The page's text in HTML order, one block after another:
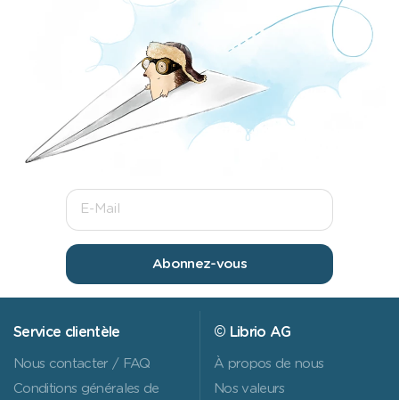
Abonnez-vous
Service clientèle
Nous contacter / FAQ
Conditions générales de
© Librio AG
À propos de nous
Nos valeurs